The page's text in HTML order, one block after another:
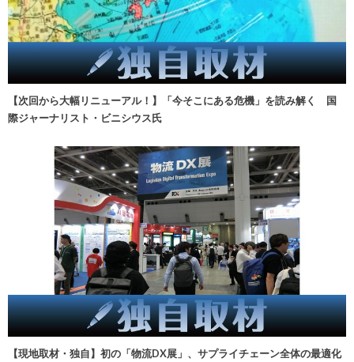
【次回から大幅リニューアル！】「今そこにある危機」を読み解く 国
際ジャーナリスト・ビニシウス氏
【現地取材・独自】初の「物流DX展」、サプライチェーン全体の最適化